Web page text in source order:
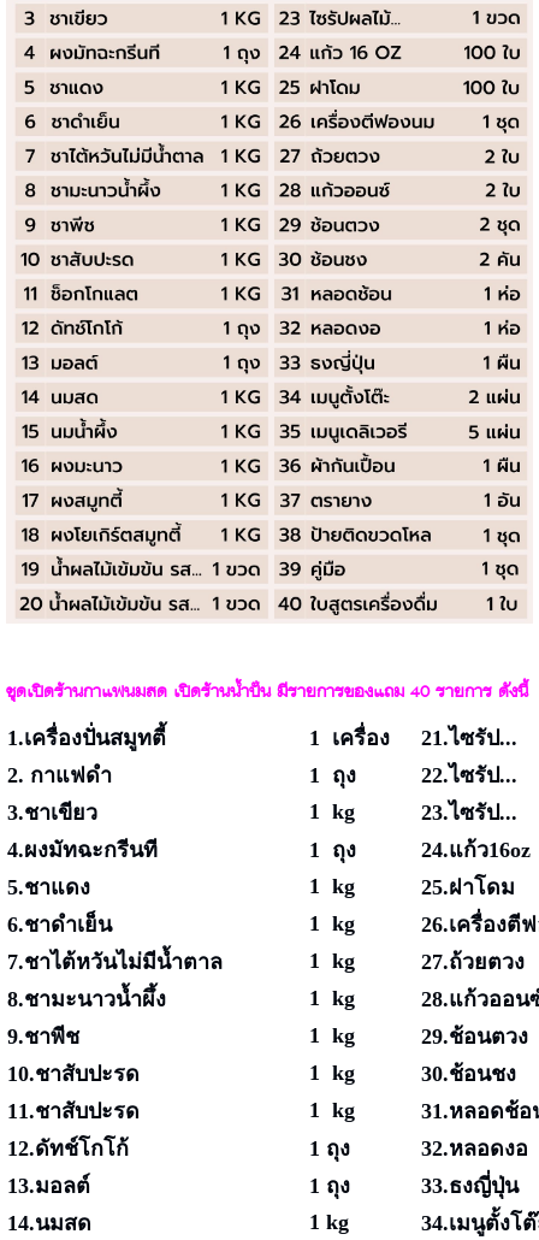
ชุดเปิดร้านกาแฟนมสด เปิดร้านน้ำปั่น มีรายการของแถม 40 รายการ ดังนี้
1.เครื่องปั่นสมูทตี้ 1 เครื่อง
21.ไซ
2. กาแฟดำ
1 ถุง
22.ไซรัป...
3.ชาเขียว
1 kg
23.ไซรัป...
4.ผงมัทฉะกรีนที
1 ถุง
24.แก้ว16oz
5.ชาแดง
1 kg
25.ฝาโดม
6.ชาดำเย็น
1 kg
26.เครื่องตี
7.ชาไต้หวันไม่มีน้ำตาล
1 kg
27.ถ้วยตวง
8.ชามะนาวน้ำผึ้ง
1 kg
28.แก้วออน
9.ชาพีช
1 kg
29.ช้อนตวง
10.ชาสับปะรด
1 kg
30.ช้อนชง
11.ชาสับปะรด
1 kg
31.หลอดช้อ
12.ดัทช์โกโก้
1 ถุง
32.หลอดงอ
13.มอลต์
1 ถุง
33.ธงญี่ปุ่น
14.นมสด
1 kg
34.เมนูตั้งโ